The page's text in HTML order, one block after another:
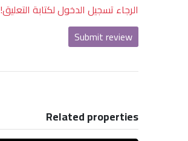
الرجاء تسجيل الدخول لكتابة التعليق!
Submit review
Related properties